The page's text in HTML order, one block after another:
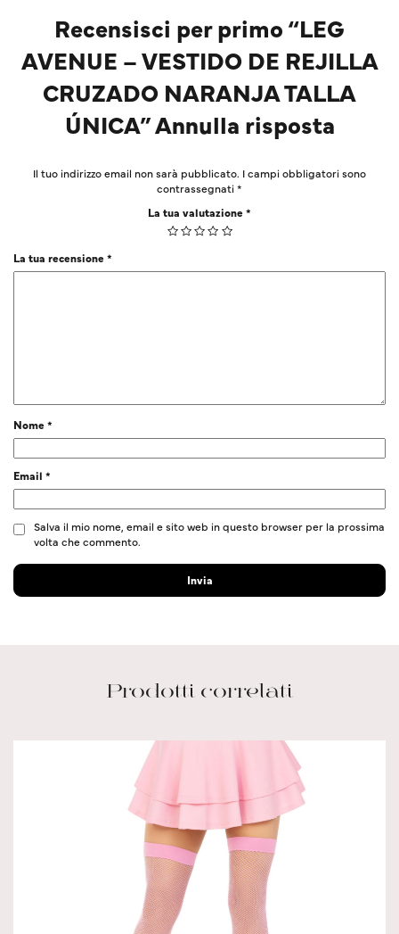
Recensisci per primo “LEG
AVENUE – VESTIDO DE REJILLA
CRUZADO NARANJA TALLA
ÚNICA” Annulla risposta
Il tuo indirizzo email non sarà pubblicato. I campi obbligatori sono
contrassegnati*
La tua valutazione*
La tua recensione*
Nome*
Email *
Salva il mio nome, email e sito web in questo browser per la prossima
volta che commento.
Prodotti correlati